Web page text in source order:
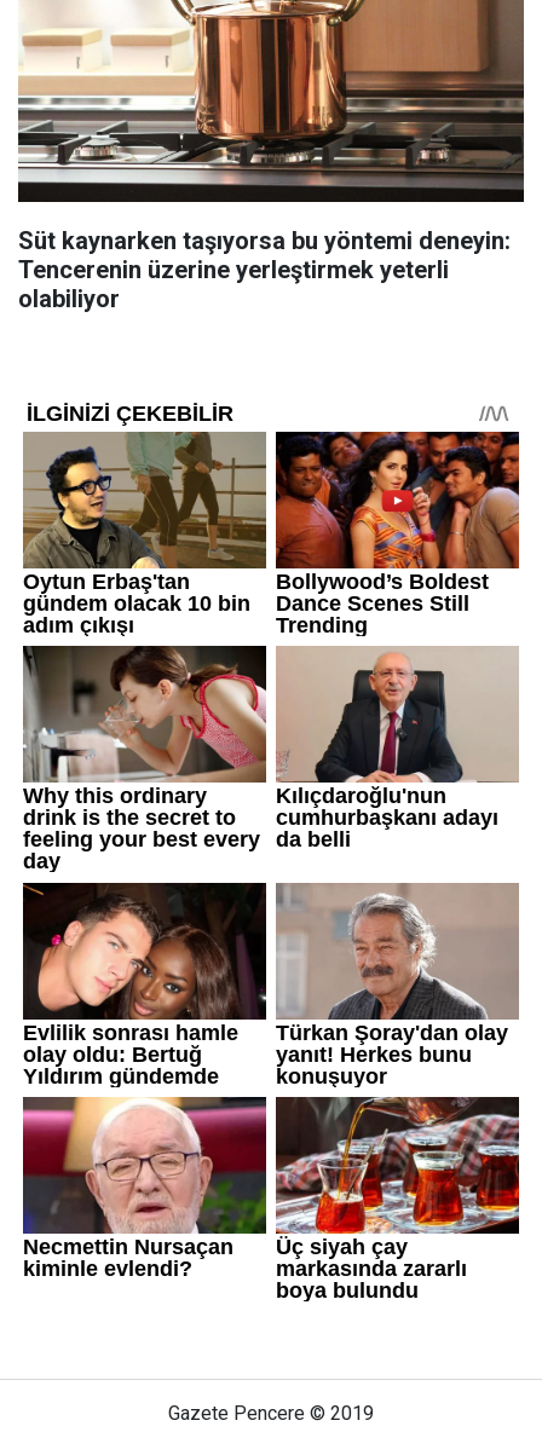
Süt kaynarken taşıyorsa bu yöntemi deneyin:
Tencerenin üzerine yerleştirmek yeterli
olabiliyor
Gazete Pencere © 2019